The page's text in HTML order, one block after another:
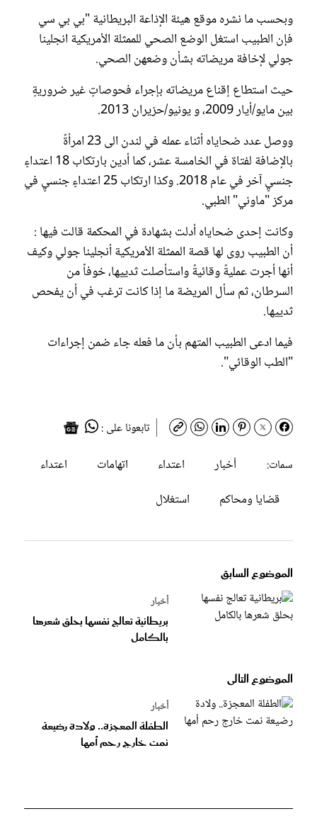
وبحسب ما نشره موقع هيئة الإذاعة البريطانية "بي بي سي
فإن الطبيب استغل الوضع الصحي للممثلة الأمريكية انجلينا
جولي لإخافة مريضاته بشأن وضعهن الصحي.
حيث استطاع إقناع مريضاته بإجراء فحوصاتٍ غير ضروريةٍ
بين مايو/أيار 2009، و يونيو/حزيران 2013.
ووصل عدد ضحاياه أثناء عمله في لندن الى 23 امرأةً
بالإضافة لفتاة في الخامسة عشر، كما أدين بارتكاب 18 اعتداءٍ
جنسيٍ آخر في عام 2018. وكذا ارتكاب 25 اعتداءٍ جنسيٍ في
مركز "ماوني" الطبي.
وكانت إحدى ضحاياه أدلت بشهادة في المحكمة قالت فيها :
أن الطبيب روى لها قصة الممثلة الأمريكية أنجلينا جولي وكيف
أنها أجرت عمليةً وقائيةً واستأصلت ثدييها، خوفاً من
السرطان، ثم سأل المريضة ما إذا كانت ترغب في أن يفحص
ثدييها.
فيما ادعى الطبيب المتهم بأن ما فعله جاء ضمن إجراءات
"الطب الوقائي".
تابعونا على :
سمات:
أخبار اعتداء اتهامات
اعتداء
قضايا ومحاكم
استغلال
الموضوع السابق
أخبار
بريطانية تعالج نفسها بحلق شعرها
بالكامل
الموضوع التالى
أخبار
الطفلة المعجزة.. ولادة رضيعة
نمت خارج رحم أمها